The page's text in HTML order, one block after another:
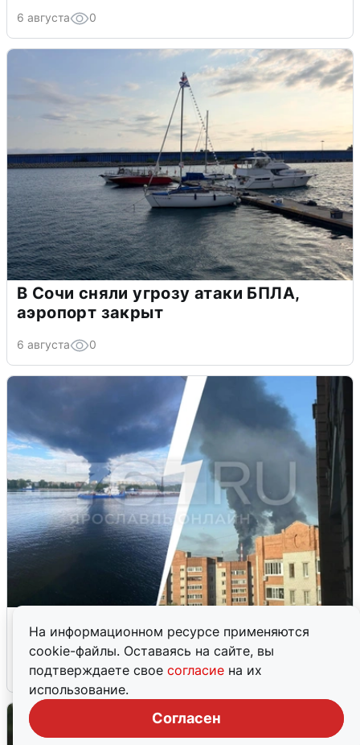
На информационном ресурсе применяются
cookie-файлы. Оставаясь на сайте, вы
подтверждаете свое согласие на их
использование.
Согласен
6 августа 0
В Сочи сняли угрозу атаки БПЛА,
аэропорт закрыт
6 августа 0
попадания и последствия
6 августа 0